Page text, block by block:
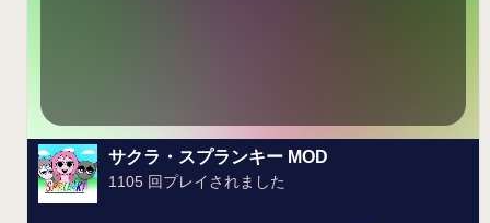
サクラ・スプランキー MOD
1105 回プレイされました